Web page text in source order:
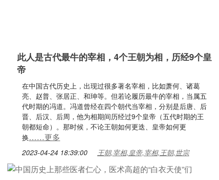
此人是古代最牛的宰相，4个王朝为相，历经9个皇
帝
在中国古代历史上，出现过很多著名宰相，比如萧何、诸葛
亮、赵普、张居正、和珅等。但若论履历最牛的宰相，当属五
代时期的冯道。冯道曾经在四个朝代当宰相，分别是后唐、后
晋、后汉、后周，他为相期间历经过9个皇帝（五代时期的王
朝都短命）。那时候，不论王朝如何更迭、皇帝如何更
换……更多
2023-04-24 18:39:00 王朝,宰相,皇帝,宰相,王朝,世宗